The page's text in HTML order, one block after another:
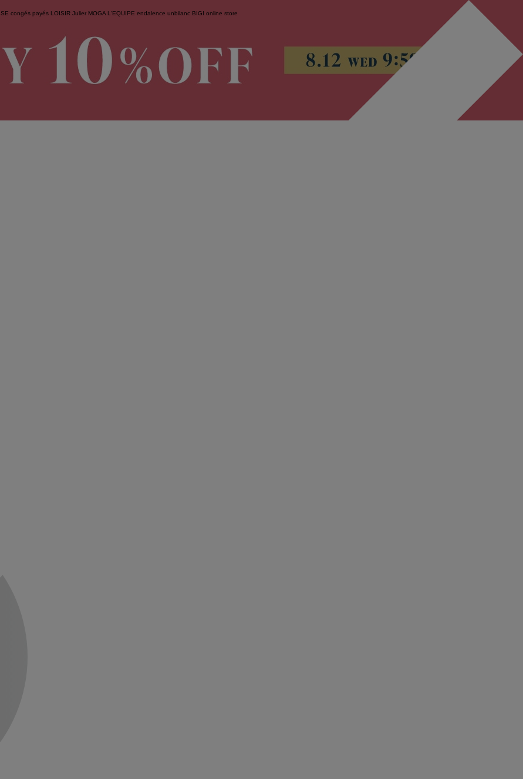
congés payés LOISIR Julier MOGA L'EQUIPE endalence unbilanc BIGI online store